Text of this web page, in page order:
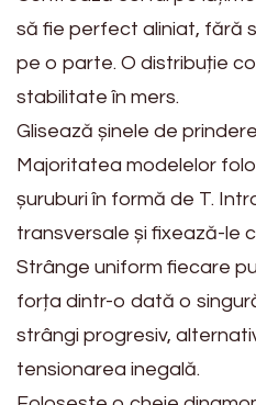
să fie perfect aliniat, fără
pe o parte. O distribuție
stabilitate în mers.
Glisează șinele de
Majoritatea modelelor
șuruburi în formă de T.
transversale și fixează-le
Strânge uniform fiecare
forța dintr-o dată o
strângi progresiv,
tensionarea inegală.